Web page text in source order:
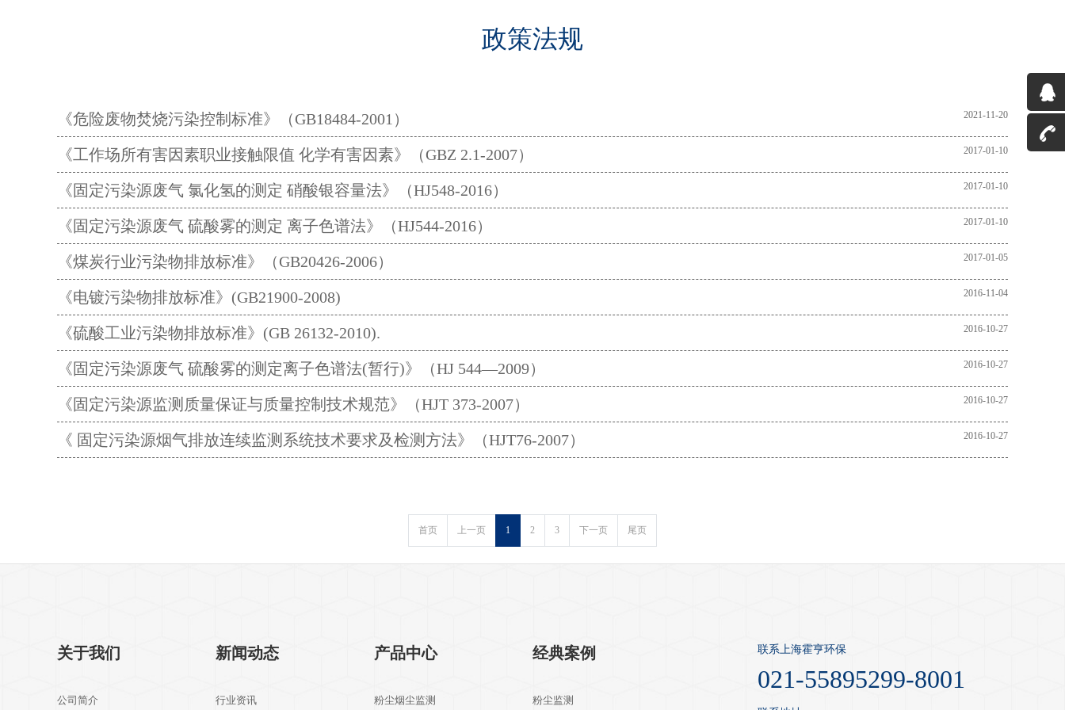
政策法规
《危险废物焚烧污染控制标准》（GB18484-2001） 2021-11-20
《工作场所有害因素职业接触限值 化学有害因素》（GBZ 2.1-2007） 2017-01-10
《固定污染源废气 氯化氢的测定 硝酸银容量法》（HJ548-2016） 2017-01-10
《固定污染源废气 硫酸雾的测定 离子色谱法》（HJ544-2016） 2017-01-10
《煤炭行业污染物排放标准》（GB20426-2006） 2017-01-05
《电镀污染物排放标准》(GB21900-2008) 2016-11-04
《硫酸工业污染物排放标准》(GB 26132-2010). 2016-10-27
《固定污染源废气 硫酸雾的测定离子色谱法(暂行)》（HJ 544—2009） 2016-10-27
《固定污染源监测质量保证与质量控制技术规范》（HJT 373-2007） 2016-10-27
《 固定污染源烟气排放连续监测系统技术要求及检测方法》（HJT76-2007） 2016-10-27
首页 上一页 1 2 3 下一页 尾页
关于我们
公司简介
新闻动态
行业资讯
产品中心
粉尘烟尘监测
经典案例
粉尘监测
联系上海霍亨环保
021-55895299-8001